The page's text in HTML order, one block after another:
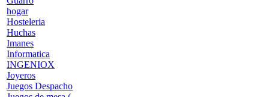
hogar
Hosteleria
Huchas
Imanes
Informatica
INGENIOX
Joyeros
Juegos Despacho